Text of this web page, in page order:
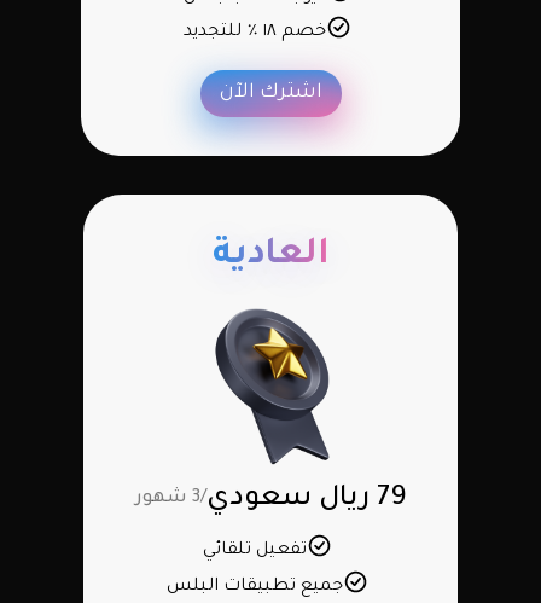
خصم ١٨ ٪ للتجديد
اشترك الآن
العادية
79 ريال سعودي /3 شهور
تفعيل تلقائي
جميع تطبيقات البلس